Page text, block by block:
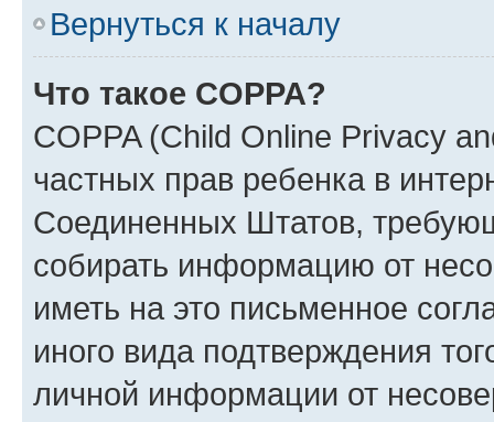
Вернуться к началу
Что такое COPPA?
COPPA (Child Online Privacy
частных прав ребенка в
Соединенных Штатов,
собирать информацию от
иметь на это письменное
иного вида подтверждения
личной информации от